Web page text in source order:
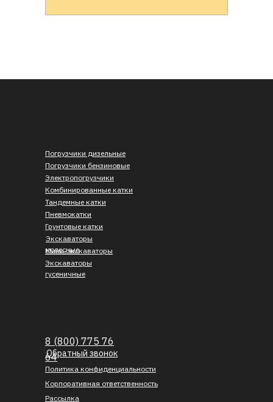
Погрузчики дизельные
Погрузчики бензиновые
Электропогрузчики
Экскаваторы
колесные
Обратный звонок
Экскаваторы
гусеничные
Мини-экскаваторы
Комбинированные катки
Грунтовые катки
Тандемные катки
Пневмокатки
Корпоративная ответственность
Рассылка
8 (800) 775 76
64
Политика конфиденциальности